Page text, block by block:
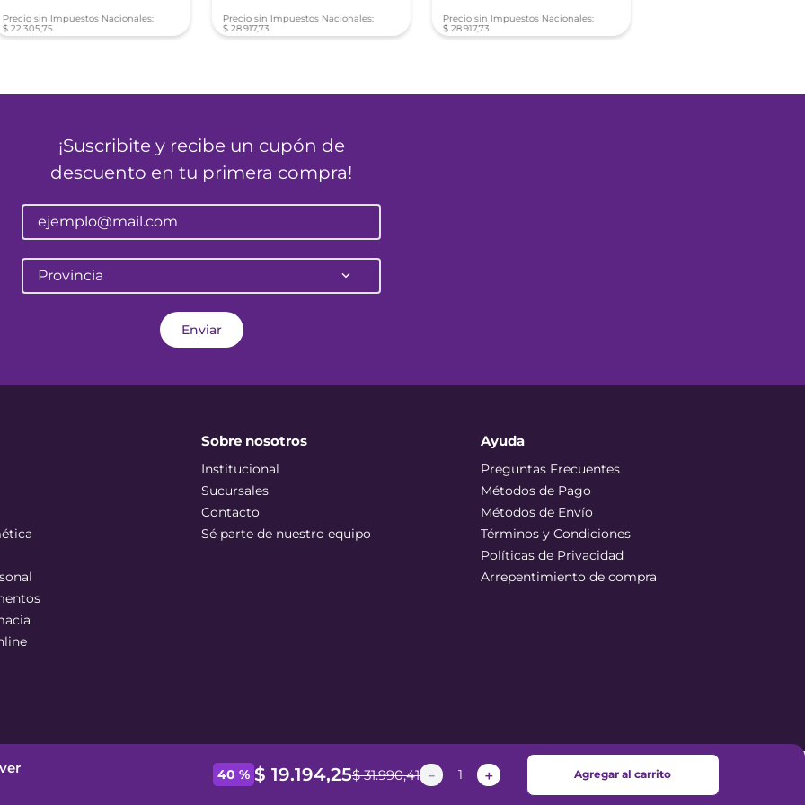
40 % $ 19.194,25$ 31.990,41 ＋
－ Agregar al carrito
Precio sin Impuestos Nacionales:
$ 22.305,75
Precio sin Impuestos Nacionales:
$ 28.917,73
Precio sin Impuestos Nacionales:
$ 28.917,73
¡Suscribite y recibe un cupón de
descuento en tu primera compra!
Provincia
Enviar
Sobre nosotros
Institucional
Sucursales
Contacto
Sé parte de nuestro equipo
Ayuda
Preguntas Frecuentes
Métodos de Pago
Métodos de Envío
Términos y Condiciones
Políticas de Privacidad
Arrepentimiento de compra